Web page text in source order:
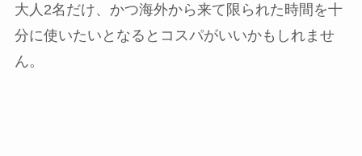
大人2名だけ、かつ海外から来て限られた時間を十
分に使いたいとなるとコスパがいいかもしれませ
ん。